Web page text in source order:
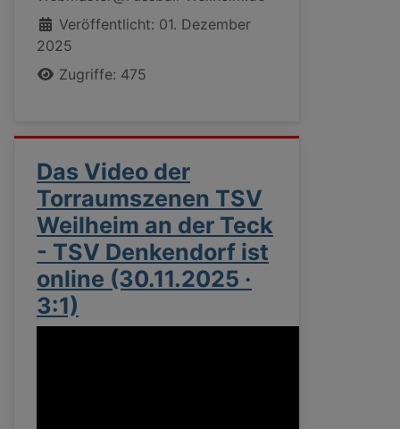
Veröffentlicht: 01. Dezember
2025
Zugriffe: 475
Das Video der
Torraumszenen TSV
Weilheim an der Teck
- TSV Denkendorf ist
online (30.11.2025 ·
3:1)